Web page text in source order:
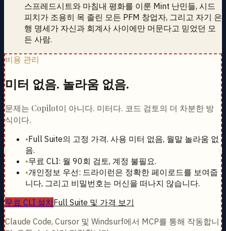
스프레드시트와 마침내 평화를 이룬 Mint 난민들, 시드
피치가 조용히 목 졸린 모든 PFM 창업자, 그리고 자기 은
행 명세가 자신과 회계사 사이에만 머문다고 믿었던 모
든 사람.
비용 관리
미터 없음. 놀라움 없음.
문제는 Copilot이 아니다. 미터다. 코드 검토의 더 차분한 방
식이다.
•Full Suite의 고정 가격. 사용 미터 없음, 월말 놀라움 없
음.
•무료 CLI: 월 90회 검토, 계정 불필요.
•개인정보 우선: 드라이런은 정확한 페이로드를 보여줍
니다, 그리고 비밀번호는 머신을 떠나지 않습니다.
무료 CLI 설치Full Suite 및 가격 보기
Claude Code, Cursor 및 Windsurf에서 MCP를 통해 작동합니